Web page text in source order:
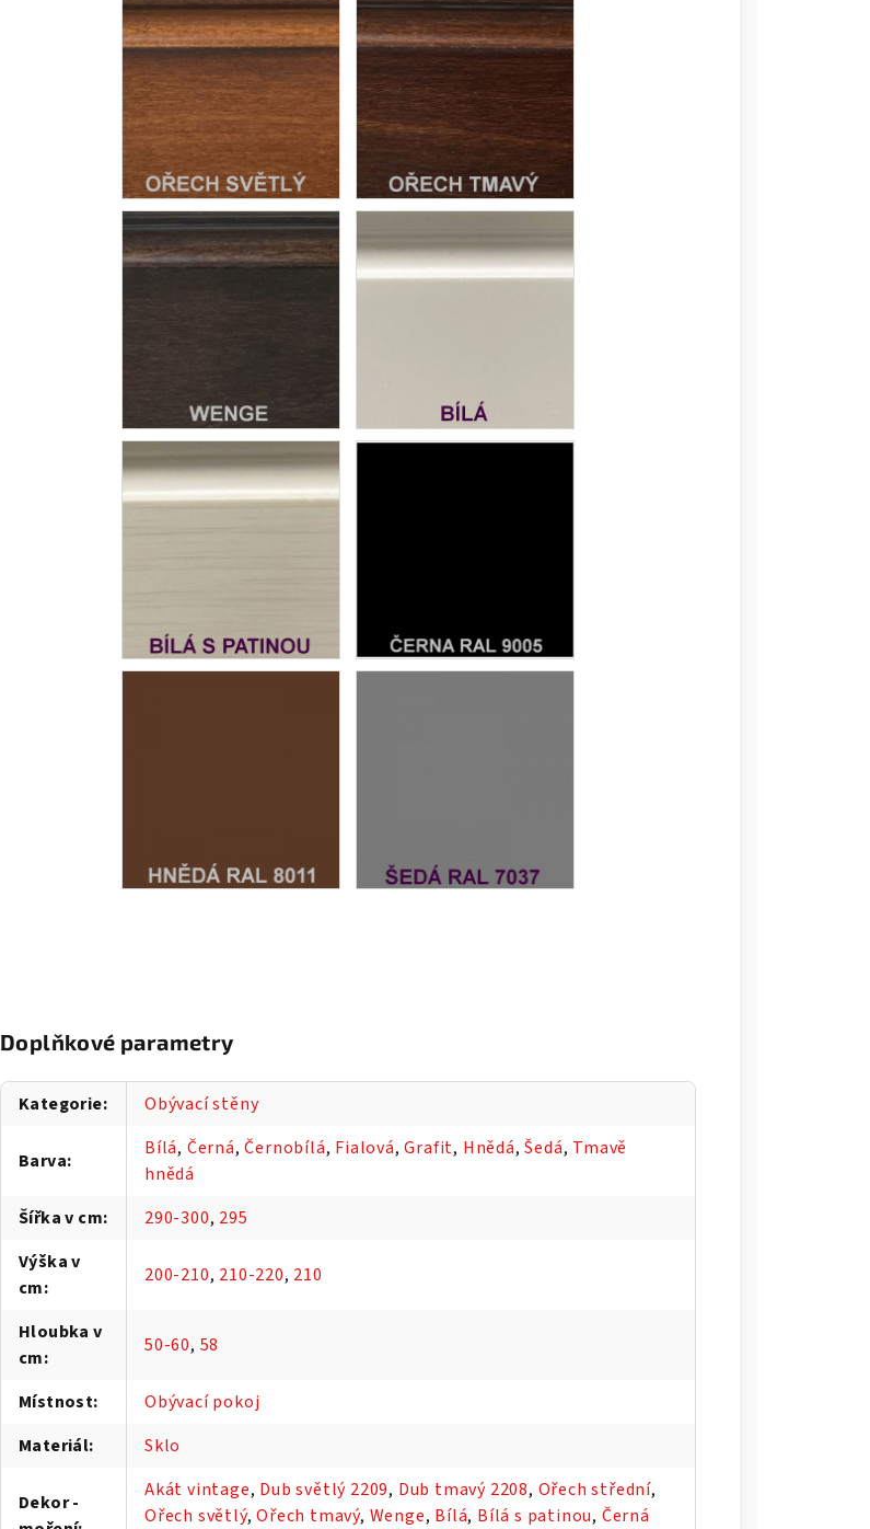
Doplňkové parametry
Kategorie: Obývací stěny
Barva:
Bílá, Černá,Černobílá, Fialová,Grafit, Hnědá,Šedá, Tmavě
hnědá
Šířka v cm: 290-300, 295
Výška v
cm:
200-210, 210-220, 210
Hloubka v
cm:
50-60, 58
Místnost:
Obývací pokoj
Materiál: Sklo
Dekor -
Akát vintage, Dub světlý 2209, Dub tmavý 2208, Ořech střední,
Ořech světlý,Ořech tmavý, Wenge, Bílá, Bílá s patinou, Černá